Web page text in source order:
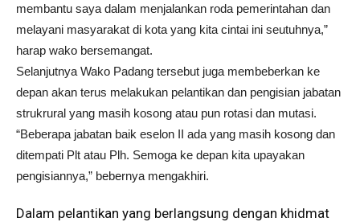
membantu saya dalam menjalankan roda pemerintahan dan
melayani masyarakat di kota yang kita cintai ini seutuhnya,”
harap wako bersemangat.
Selanjutnya Wako Padang tersebut juga membeberkan ke
depan akan terus melakukan pelantikan dan pengisian jabatan
strukrural yang masih kosong atau pun rotasi dan mutasi.
“Beberapa jabatan baik eselon II ada yang masih kosong dan
ditempati Plt atau Plh. Semoga ke depan kita upayakan
pengisiannya,” bebernya mengakhiri.
Dalam pelantikan yang berlangsung dengan khidmat